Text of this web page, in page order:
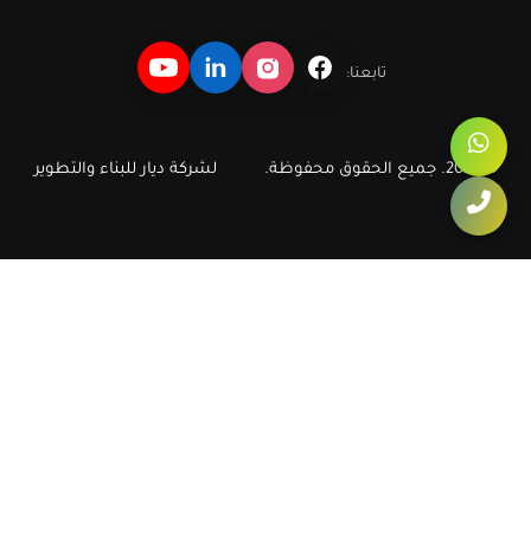
تابعنا:
© 2026. جميع الحقوق محفوظة. لشركة ديار للبناء والتطوير